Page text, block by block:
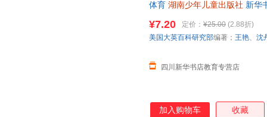
体育 湖南少年儿童出版社 新华
¥7.20 定价： ¥25.00 (2.88折)
四川新华书店教育专营店
美国大英百科研究部编著； 王艳、 沈
加入购物车 收藏